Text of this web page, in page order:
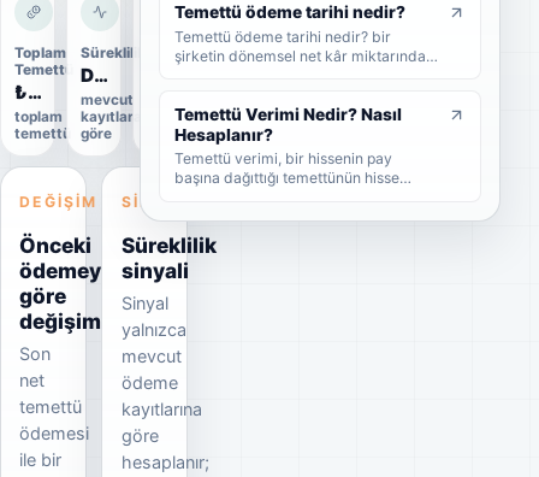
Toplam
Temettü
₺67,9 Mn
toplam
temettü
Süreklilik
Düzensiz
mevcut
kayıtlara
göre
Uygulama
durumu
Kesin
DEĞIŞIM
Önceki
ödemeye
göre
değişim
Son
net
temettü
ödemesi
ile bir
SINYAL
Süreklilik
sinyali
Sinyal
yalnızca
mevcut
ödeme
kayıtlarına
göre
hesaplanır;
nasıl dağıtıldığını, brüt-net temettü
farkını, temettü tarihlerini ve
yatırımcıların dikkat etmesi
gerekenleri sade şekilde bulabilirsiniz.
Temettü ödeme tarihi nedir?
Temettü ödeme tarihi nedir? bir
şirketin dönemsel net kâr miktarından
Temettü Verimi Nedir? Nasıl
Hesaplanır?
Temettü verimi, bir hissenin pay
başına dağıttığı temettünün hisse
göstergedir. Bu rehberde temettü
veriminin nasıl hesaplandığını, yüksek
temettü veriminin ne anlama geldiğini
ve yatırımcıların bu oranı nasıl